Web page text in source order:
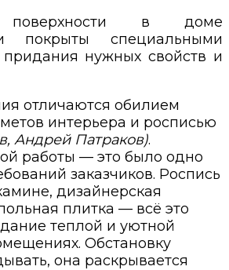
поверхности в доме
покрыты специальными
нужных свойств и
отличаются обилием
интерьера и росписью
Андрей Патраков).
работы — это было одно
заказчиков. Роспись
дизайнерская
плитка — всё это
теплой и уютной
Обстановку
она раскрывается